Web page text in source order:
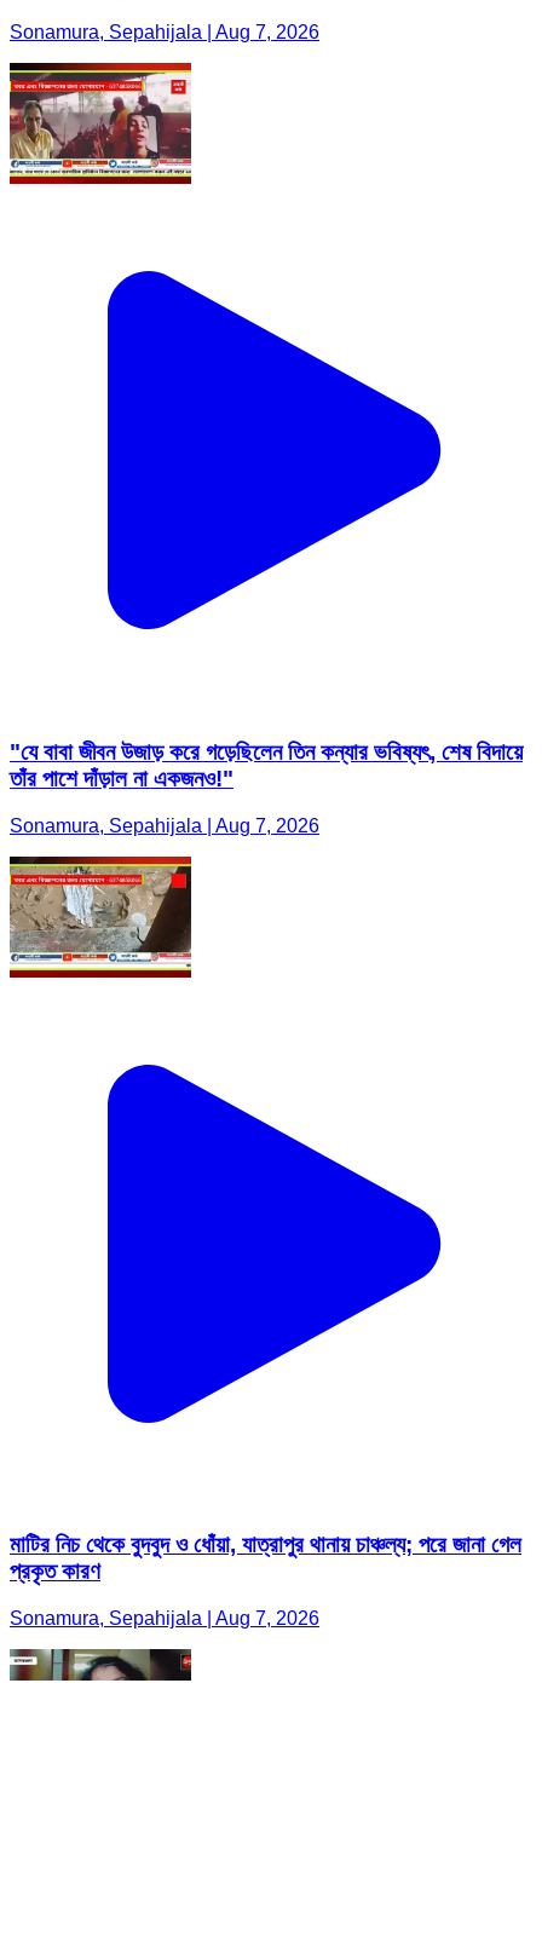
Sonamura, Sepahijala | Aug 7, 2026
"যে বাবা জীবন উজাড় করে গড়েছিলেন তিন কন্যার ভবিষ্যৎ, শেষ বিদায়ে
তাঁর পাশে দাঁড়াল না একজনও!"
Sonamura, Sepahijala | Aug 7, 2026
মাটির নিচ থেকে বুদবুদ ও ধোঁয়া, যাত্রাপুর থানায় চাঞ্চল্য; পরে জানা গেল
প্রকৃত কারণ
Sonamura, Sepahijala | Aug 7, 2026